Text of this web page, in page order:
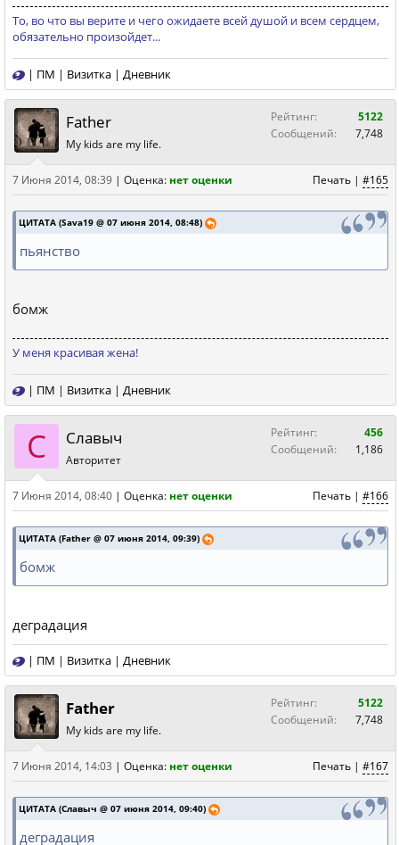
То, во что вы верите и чего ожидаете всей душой и всем сердцем,
обязательно произойдет...
| ПМ | Визитка | Дневник
Father
My kids are my life.
Рейтинг:
5122
Сообщений:
7,748
Печать | #165
7 Июня 2014, 08:39 | Оценка: нет оценки
ЦИТАТА (Sava19 @ 07 июня 2014, 08:48)
пьянство
бомж
У меня красивая жена!
| ПМ | Визитка | Дневник
С Славыч
Авторитет
Рейтинг:
456
Сообщений:
1,186
Печать | #166
7 Июня 2014, 08:40 | Оценка: нет оценки
ЦИТАТА (Father @ 07 июня 2014, 09:39)
бомж
деградация
| ПМ | Визитка | Дневник
Father
My kids are my life.
Рейтинг:
5122
Сообщений:
7,748
Печать | #167
7 Июня 2014, 14:03 | Оценка: нет оценки
ЦИТАТА (Славыч @ 07 июня 2014, 09:40)
деградация